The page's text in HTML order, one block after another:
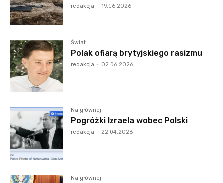
redakcja - 19.06.2026
Świat
Polak ofiarą brytyjskiego rasizmu
redakcja - 02.06.2026
Na głównej
Pogróżki Izraela wobec Polski
redakcja - 22.04.2026
Na głównej